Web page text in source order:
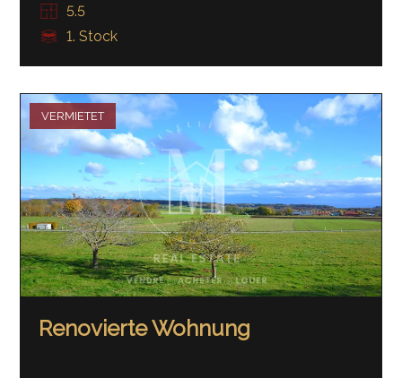
5.5
1. Stock
VERMIETET
Renovierte Wohnung